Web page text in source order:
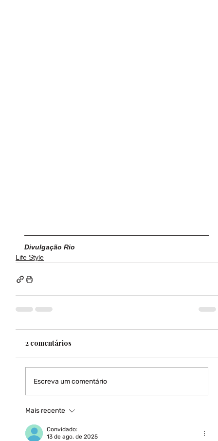
Divulgação Rio
Life Style
2 comentários
Escreva um comentário
Mais recente
Convidado:
13 de ago. de 2025